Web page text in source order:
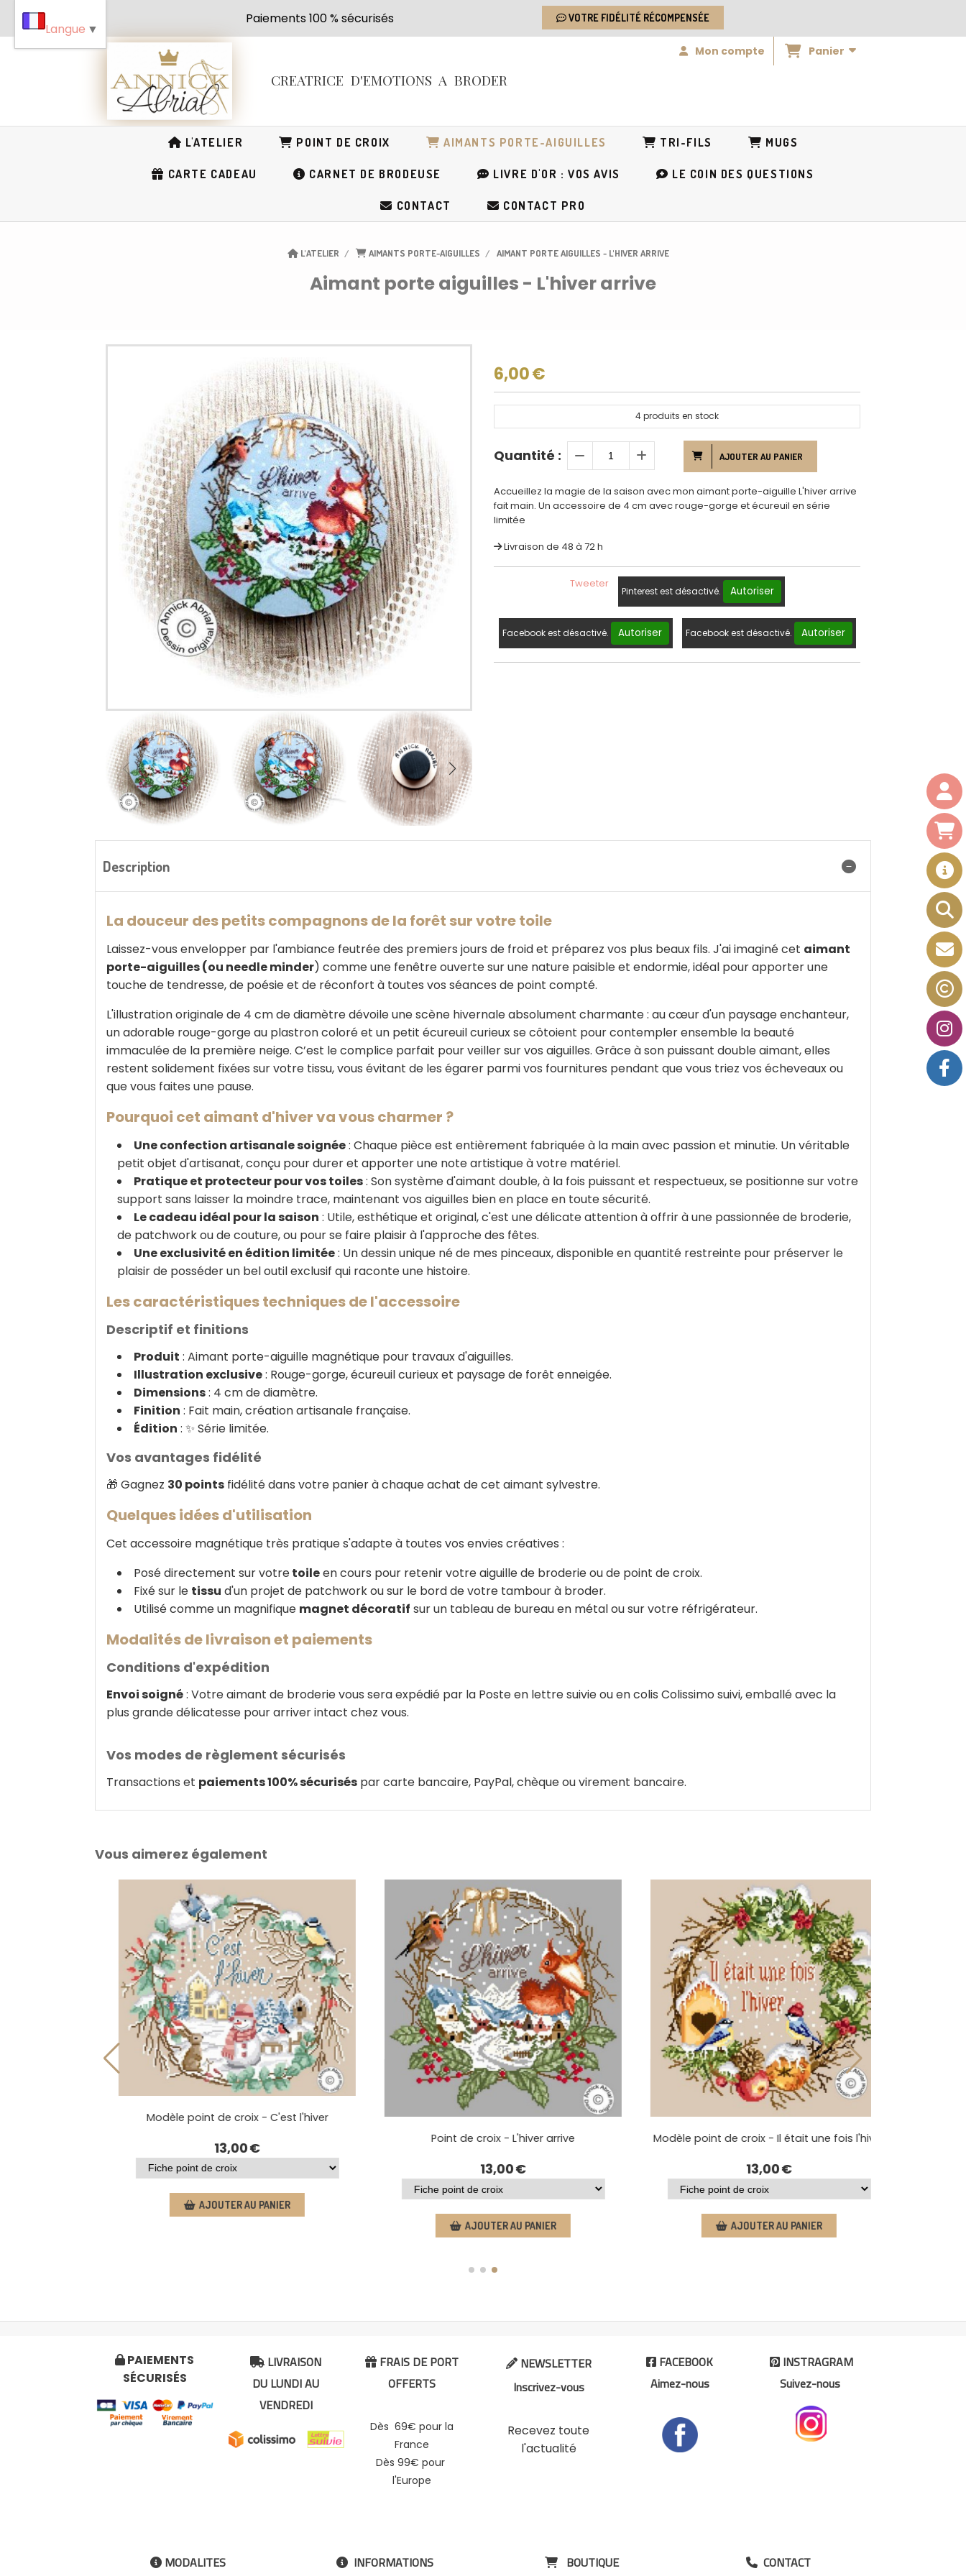
Paiements 100 % sécurisés VOTRE FIDÉLITÉ RÉCOMPENSÉE
CREATRICE D'EMOTIONS A BRODER
Mon compte Panier
L'ATELIER POINT DE CROIX AIMANTS PORTE-AIGUILLES TRI-FILS MUGS
CARTE CADEAU CARNET DE BRODEUSE LIVRE D'OR : VOS AVIS LE COIN DES QUESTIONS
CONTACT CONTACT PRO
L'ATELIER AIMANTS PORTE-AIGUILLES AIMANT PORTE AIGUILLES - L'HIVER ARRIVE
Aimant porte aiguilles - L'hiver arrive
6,00€
4produits en stock
Quantité : AJOUTER AU PANIER
Accueillez la magie de la saison avec mon aimant porte-aiguille L'hiver arrive
fait main. Un accessoire de 4 cm avec rouge-gorge et écureuil en série
limitée
Livraison de 48 à 72 h
Tweeter
Pinterest est désactivé. Autoriser
Facebook est désactivé. Autoriser Facebook est désactivé. Autoriser
Description
La douceur des petits compagnons de la forêt sur votre toile
Laissez-vous envelopper par l'ambiance feutrée des premiers jours de froid et préparez vos plus beaux fils. J'ai imaginé cet aimant
porte-aiguilles (ou needle minder) comme une fenêtre ouverte sur une nature paisible et endormie, idéal pour apporter une
touche de tendresse, de poésie et de réconfort à toutes vos séances de point compté.
L'illustration originale de 4 cm de diamètre dévoile une scène hivernale absolument charmante : au cœur d'un paysage enchanteur,
un adorable rouge-gorge au plastron coloré et un petit écureuil curieux se côtoient pour contempler ensemble la beauté
immaculée de la première neige. C’est le complice parfait pour veiller sur vos aiguilles. Grâce à son puissant double aimant, elles
restent solidement fixées sur votre tissu, vous évitant de les égarer parmi vos fournitures pendant que vous triez vos écheveaux ou
que vous faites une pause.
Pourquoi cet aimant d'hiver va vous charmer ?
Une confection artisanale soignée: Chaque pièce est entièrement fabriquée à la main avec passion et minutie. Un véritable
petit objet d'artisanat, conçu pour durer et apporter une note artistique à votre matériel.
Pratique et protecteur pour vos toiles: Son système d'aimant double, à la fois puissant et respectueux, se positionne sur votre
support sans laisser la moindre trace, maintenant vos aiguilles bien en place en toute sécurité.
Le cadeau idéal pour la saison : Utile, esthétique et original, c'est une délicate attention à offrir à une passionnée de broderie,
de patchwork ou de couture, ou pour se faire plaisir à l'approche des fêtes.
Une exclusivité en édition limitée: Un dessin unique né de mes pinceaux, disponible en quantité restreinte pour préserver le
plaisir de posséder un bel outil exclusif qui raconte une histoire.
Les caractéristiques techniques de l'accessoire
Descriptif et finitions
Produit : Aimant porte-aiguille magnétique pour travaux d'aiguilles.
Illustration exclusive: Rouge-gorge, écureuil curieux et paysage de forêt enneigée.
Dimensions: 4 cm de diamètre.
Finition : Fait main, création artisanale française.
Édition : ✨ Série limitée.
Vos avantages fidélité
🎁 Gagnez 30 points fidélité dans votre panier à chaque achat de cet aimant sylvestre.
Quelques idées d'utilisation
Cet accessoire magnétique très pratique s'adapte à toutes vos envies créatives :
Posé directement sur votretoileen cours pour retenir votre aiguille de broderie ou de point de croix.
Fixé sur le tissu d'un projet de patchwork ou sur le bord de votre tambour à broder.
Utilisé comme un magnifique magnet décoratif sur un tableau de bureau en métal ou sur votre réfrigérateur.
Modalités de livraison et paiements
Conditions d'expédition
Envoi soigné: Votre aimant de broderie vous sera expédié par la Poste en lettre suivie ou en colis Colissimo suivi, emballé avec la
plus grande délicatesse pour arriver intact chez vous.
Vos modes de règlement sécurisés
Transactions et paiements 100% sécurisés par carte bancaire, PayPal, chèque ou virement bancaire.
Vous aimerez également
Modèle point de croix - C'est l'hiver
13,00
AJOUTER AU PANIER
Point de croix - L'hiver arrive
13,00
AJOUTER AU PANIER
Modèle point de croix - Il était une fois l'hiver
13,00
AJOUTER AU PANIER
 PAIEMENTS
SÉCURISÉS
 LIVRAISON
DU LUNDI AU
VENDREDI
 FRAIS DE PORT
OFFERTS
Dès 69€ pour la
France
Dès 99€ pour
l'Europe
NEWSLETTER
Inscrivez-vous
Recevez toute
l'actualité
 FACEBOOK
Aimez-nous
INSTRAGRAM
Suivez-nous
 MODALITES  INFORMATIONS  BOUTIQUE  CONTACT
Langue ▼